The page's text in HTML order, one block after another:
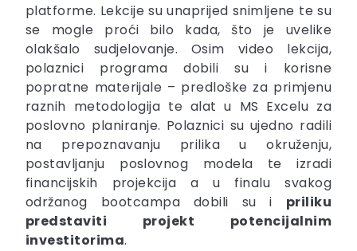
platforme. Lekcije su unaprijed snimljene te su
se mogle proći bilo kada, što je uvelike
olakšalo sudjelovanje. Osim video lekcija,
polaznici programa dobili su i korisne
popratne materijale – predloške za primjenu
raznih metodologija te alat u MS Excelu za
poslovno planiranje. Polaznici su ujedno radili
na prepoznavanju prilika u okruženju,
postavljanju poslovnog modela te izradi
financijskih projekcija a u finalu svakog
održanog bootcampa dobili su i priliku
predstaviti projekt potencijalnim
investitorima.